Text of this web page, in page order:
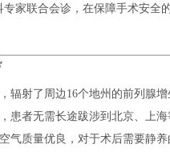
家联合会诊，在保障手术安全
辐射了周边16个地州的前列腺
患者无需长途跋涉到北京、上
气质量优良，对于术后需要静